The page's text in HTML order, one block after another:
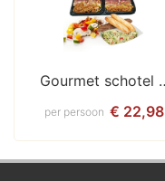
Gourmet schotel /
bakplaat compleet
€ 22,98
per persoon